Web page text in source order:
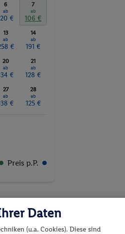
6
ab
€
7
ab
106 €
13
ab
€
14
ab
191 €
20
ab
€
21
ab
128 €
27
ab
€
28
ab
125 €
Preis p.P.
Daten
(u.a. Cookies). Diese sind